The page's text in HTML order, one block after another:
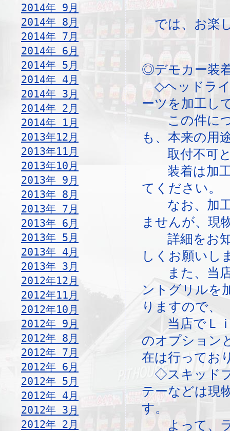
2014年 9月
2014年 8月
2014年 7月
2014年 6月
2014年 5月
2014年 4月
2014年 3月
2014年 2月
2014年 1月
2013年12月
2013年11月
2013年10月
2013年 9月
2013年 8月
2013年 7月
2013年 6月
2013年 5月
2013年 4月
2013年 3月
2012年12月
2012年11月
2012年10月
2012年 9月
2012年 8月
2012年 7月
2012年 6月
2012年 5月
2012年 4月
2012年 3月
2012年 2月
では、お楽
◎デモカー装
◇ヘッドライ
ーツを加工し
この件につ
も、本来の用
取付不可と
装着は加工
てください。
なお、加工
ませんが、現
詳細をお知
しくお願いし
また、当店
ントグリルを
りますので、
当店でＬｉ
のオプション
在は行ってお
◇スキッドプ
テーなどは現
す。
よって、ラ